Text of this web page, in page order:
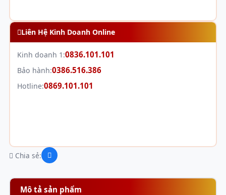
Liên Hệ Kinh Doanh Online
Kinh doanh 1:0836.101.101
Bảo hành:0386.516.386
Hotline:0869.101.101
Chia sẻ:
Mô tả sản phẩm